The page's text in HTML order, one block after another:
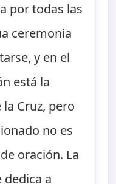
por todas las
ceremonia
y en el
está la
Cruz, pero
no es
oración. La
dedica a